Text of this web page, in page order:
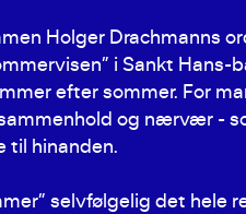
Holger Drachmanns
i Sankt
efter sommer. For
og nærvær -
til hinanden.
selvfølgelig det hele